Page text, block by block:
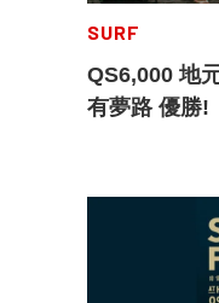
SURF
QS6,000 地
有夢路 優勝!